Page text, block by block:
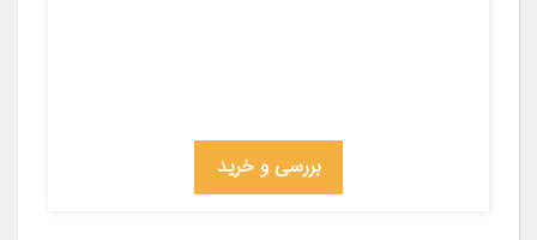
بررسی و خرید